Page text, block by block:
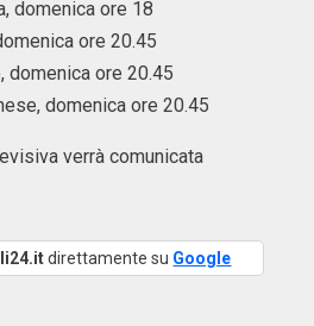
domenica ore 18
ore 20.45
domenica ore 20.45
domenica ore 20.45
verrà comunicata
direttamente su Google